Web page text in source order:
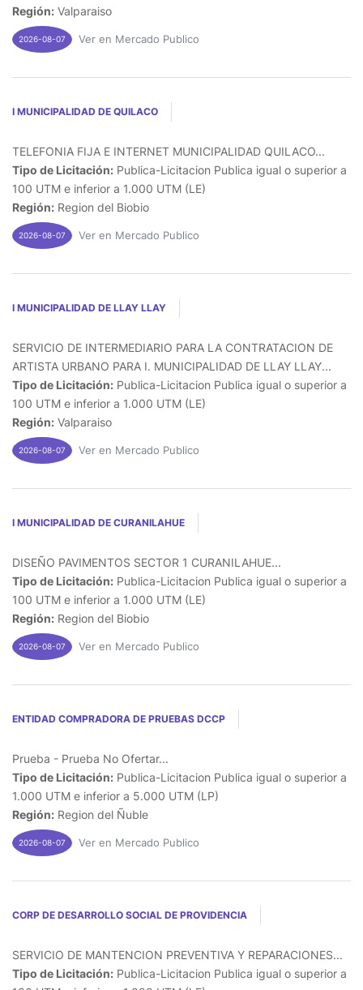
Región: Valparaiso
2026-08-07 Ver en Mercado Publico
I MUNICIPALIDAD DE QUILACO
TELEFONIA FIJA E INTERNET MUNICIPALIDAD QUILACO...
Tipo de Licitación: Publica-Licitacion Publica igual o superior a
100 UTM e inferior a 1.000 UTM (LE)
Región: Region del Biobio
2026-08-07 Ver en Mercado Publico
I MUNICIPALIDAD DE LLAY LLAY
SERVICIO DE INTERMEDIARIO PARA LA CONTRATACION DE
ARTISTA URBANO PARA I. MUNICIPALIDAD DE LLAY LLAY...
Tipo de Licitación: Publica-Licitacion Publica igual o superior a
100 UTM e inferior a 1.000 UTM (LE)
Región: Valparaiso
2026-08-07 Ver en Mercado Publico
I MUNICIPALIDAD DE CURANILAHUE
DISEÑO PAVIMENTOS SECTOR 1 CURANILAHUE...
Tipo de Licitación: Publica-Licitacion Publica igual o superior a
100 UTM e inferior a 1.000 UTM (LE)
Región: Region del Biobio
2026-08-07 Ver en Mercado Publico
ENTIDAD COMPRADORA DE PRUEBAS DCCP
Prueba - Prueba No Ofertar...
Tipo de Licitación: Publica-Licitacion Publica igual o superior a
1.000 UTM e inferior a 5.000 UTM (LP)
Región: Region del Ñuble
2026-08-07 Ver en Mercado Publico
CORP DE DESARROLLO SOCIAL DE PROVIDENCIA
SERVICIO DE MANTENCION PREVENTIVA Y REPARACIONES...
Tipo de Licitación: Publica-Licitacion Publica igual o superior a